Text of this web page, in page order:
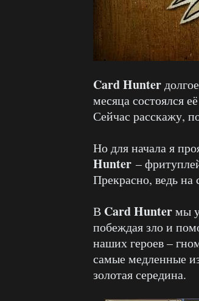
Card Hunter
месяца состоялся
Сейчас расскажу,
Но для начала я
Hunter –
Прекрасно, ведь на
В Card Hunterмы
побеждая зло и
наших героев –
самые медленные
золотая середина.